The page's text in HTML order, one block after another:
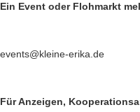
Ein Event oder Flohmarkt
events@kleine-erika.de
Für Anzeigen,